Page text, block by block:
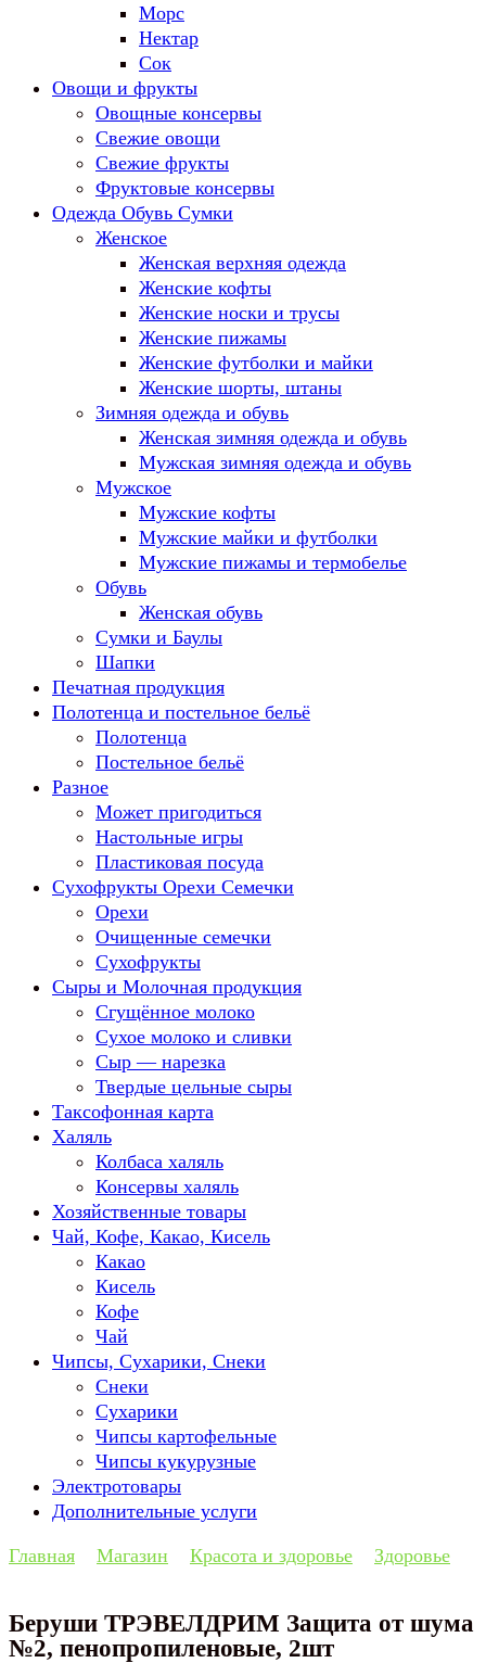
Морс
Нектар
Сок
Овощи и фрукты
Овощные консервы
Свежие овощи
Свежие фрукты
Фруктовые консервы
Одежда Обувь Сумки
Женское
Женская верхняя одежда
Женские кофты
Женские носки и трусы
Женские пижамы
Женские футболки и майки
Женские шорты, штаны
Зимняя одежда и обувь
Женская зимняя одежда и обувь
Мужская зимняя одежда и обувь
Мужское
Мужские кофты
Мужские майки и футболки
Мужские пижамы и термобелье
Обувь
Женская обувь
Сумки и Баулы
Шапки
Печатная продукция
Полотенца и постельное бельё
Полотенца
Постельное бельё
Разное
Может пригодиться
Настольные игры
Пластиковая посуда
Сухофрукты Орехи Семечки
Орехи
Очищенные семечки
Сухофрукты
Сыры и Молочная продукция
Сгущённое молоко
Сухое молоко и сливки
Сыр — нарезка
Твердые цельные сыры
Таксофонная карта
Халяль
Колбаса халяль
Консервы халяль
Хозяйственные товары
Чай, Кофе, Какао, Кисель
Какао
Кисель
Кофе
Чай
Чипсы, Сухарики, Снеки
Снеки
Сухарики
Чипсы картофельные
Чипсы кукурузные
Электротовары
Дополнительные услуги
Главная Магазин Красота и здоровье Здоровье
Беруши ТРЭВЕЛДРИМ Защита от шума
№2, пенопропиленовые, 2шт